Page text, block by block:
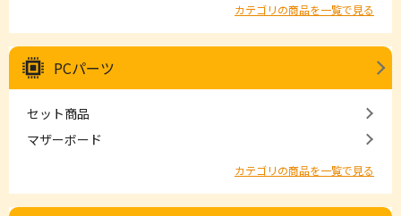
カテゴリの商品を一覧で見る
PCパーツ
セット商品
マザーボード
カテゴリの商品を一覧で見る